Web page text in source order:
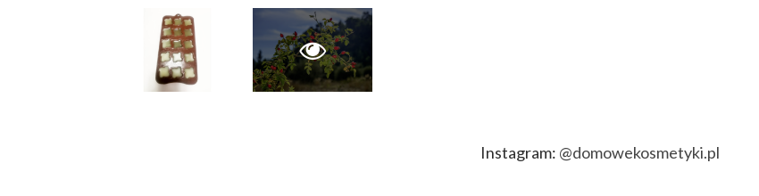
Instagram: @domowekosmetyki.pl